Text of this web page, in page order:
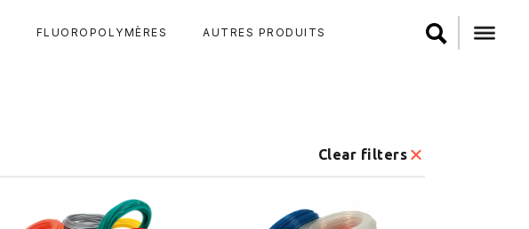
FLUOROPOLYMÈRES AUTRES PRODUITS
Clear filters